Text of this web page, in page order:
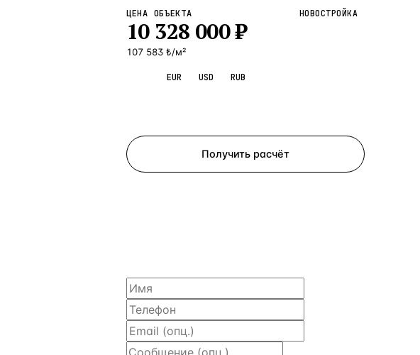
ЦЕНА ОБЪЕКТА
10 328 000₺
107 583 ₺/м²
НОВОСТРОЙКА
EUR USD RUB
Получить расчёт